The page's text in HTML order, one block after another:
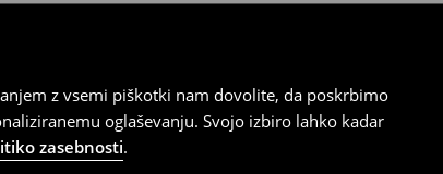
z vsemi piškotki nam dovolite, da poskrbimo
oglaševanju. Svojo izbiro lahko kadar
zasebnosti.